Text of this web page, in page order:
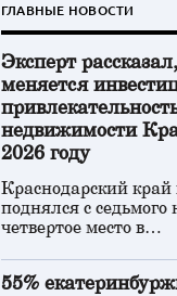
ГЛАВНЫЕ НОВОСТИ
Эксперт
меняется
недвижимости
2026 году
Краснодарский край
поднялся с седьмого
четвертое место в…
55%